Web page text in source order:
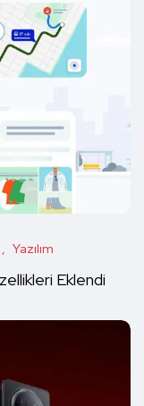
Yazılım
Eklendi